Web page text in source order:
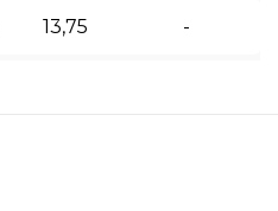
13,75 -